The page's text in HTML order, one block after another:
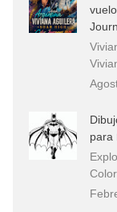
para